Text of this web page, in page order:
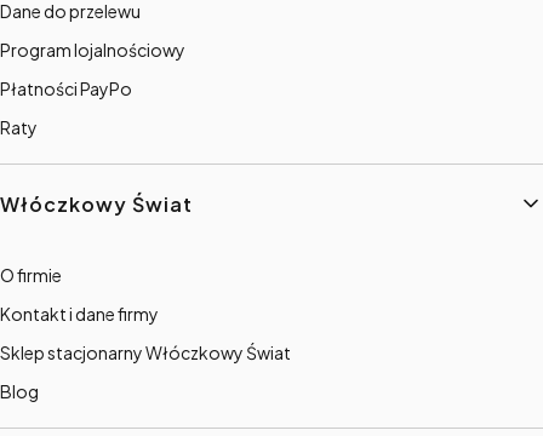
Dane do przelewu
Program lojalnościowy
Płatności PayPo
Raty
Włóczkowy Świat
O firmie
Kontakt i dane firmy
Sklep stacjonarny Włóczkowy Świat
Blog